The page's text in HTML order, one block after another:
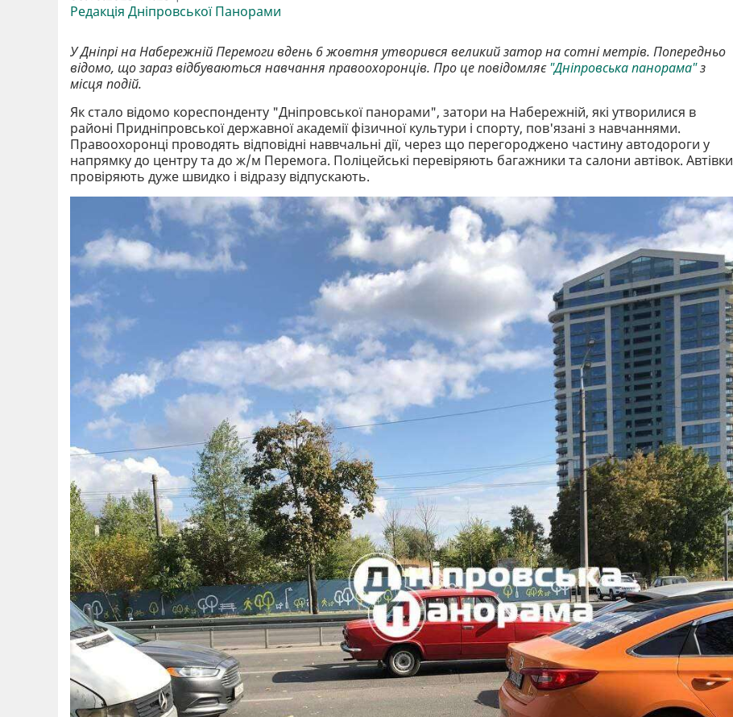
Редакція Дніпровської Панорами
У Дніпрі на Набережній Перемоги вдень 6 жовтня утворився великий затор на сотні метрів. Попередньо
відомо, що зараз відбуваються навчання правоохоронців. Про це повідомляє"Дніпровська панорама"з
місця подій.
Як стало відомо кореспонденту "Дніпровської панорами", затори на Набережній, які утворилися в
районі Придніпровської державної академії фізичної культури і спорту, пов'язані з навчаннями.
Правоохоронці проводять відповідні наввчальні дії, через що перегороджено частину автодороги у
напрямку до центру та до ж/м Перемога. Поліцейські перевіряють багажники та салони автівок. Автівки
провіряють дуже швидко і відразу відпускають.